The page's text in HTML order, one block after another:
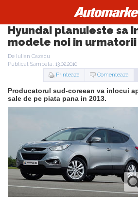
Hyundai planuieste sa
modele noi in
De Iulian Cazacu
Publicat Sambata, 13.02.2010
Printeaza
Comenteaza
Producatorul sud-coreean va inlocui
sale de pe piata pana in 2013.